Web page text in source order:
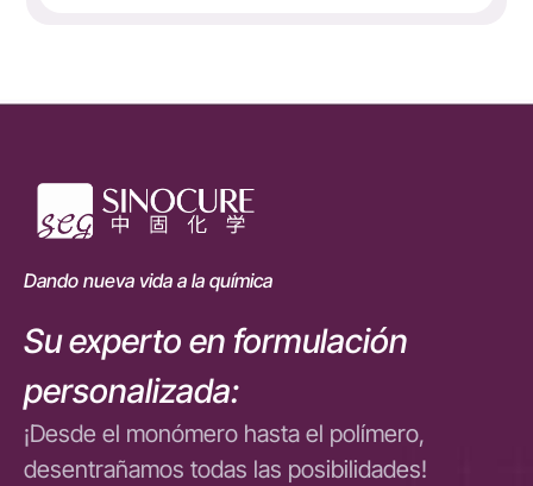
Dando nueva vida a la química
Su experto en formulación
personalizada:
¡Desde el monómero hasta el polímero,
desentrañamos todas las posibilidades!